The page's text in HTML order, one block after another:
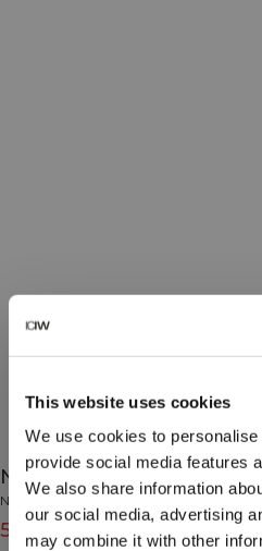
This website uses cookies
We use cookies to
provide social media features
We also share information
our social media, advertising
may combine it with other
Nimble 1/2 Zip Long
Nimble Collection
55€ (-30%)